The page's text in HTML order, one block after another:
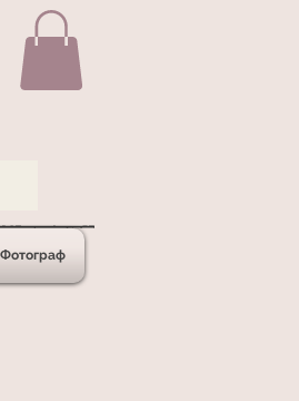
Фотограф